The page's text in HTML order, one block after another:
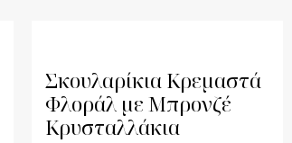
Σκουλαρίκια Κρεμαστά
Φλοράλ με Μπρονζέ
Κρυσταλλάκια